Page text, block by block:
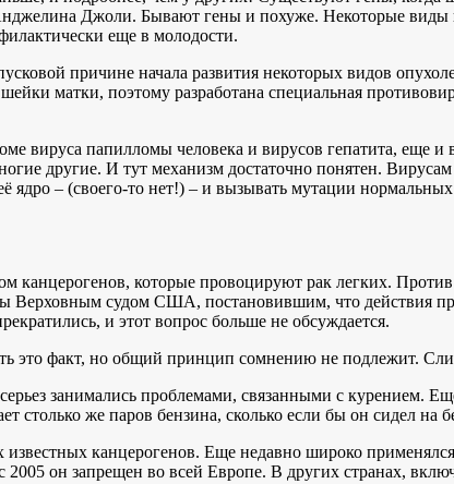
Джоли. Бывают гены и похуже. Некоторые
еще в молодости.
причине начала развития некоторых видов
матки, поэтому разработана специальная
вируса папилломы человека и вирусов гепатита, еще
другие. И тут механизм достаточно понятен.
ядро – (своего-то нет!) – и вызывать мутации
канцерогенов, которые провоцируют рак легких.
Верховным судом США, постановившим, что действия
и этот вопрос больше не обсуждается.
это факт, но общий принцип сомнению не подлежит.
занимались проблемами, связанными с курением.
столько же паров бензина, сколько если бы он сидел на
канцерогенов. Еще недавно широко
он запрещен во всей Европе. В других странах,